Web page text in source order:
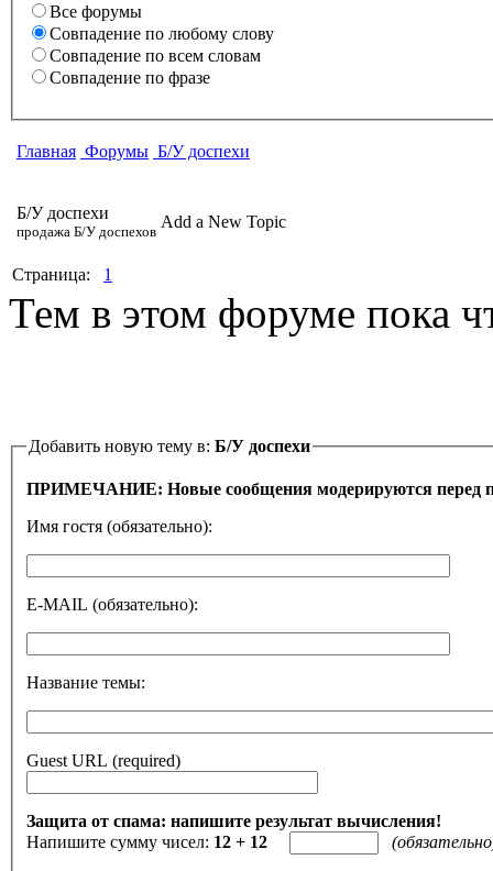
Все форумы
Совпадение по любому слову
Совпадение по всем словам
Совпадение по фразе
Главная Форумы Б/У доспехи
Б/У доспехи
продажа Б/У доспехов
Add a New Topic
Страница: 1
Тем в этом форуме пока
Добавить новую тему в: Б/У доспехи
ПРИМЕЧАНИЕ: Новые сообщения модерируются перед
Имя гостя (обязательно):
E-MAIL (обязательно):
Название темы:
Guest URL (required)
Защита от спама: напишите результат вычисления!
Напишите сумму чисел: 12 + 12